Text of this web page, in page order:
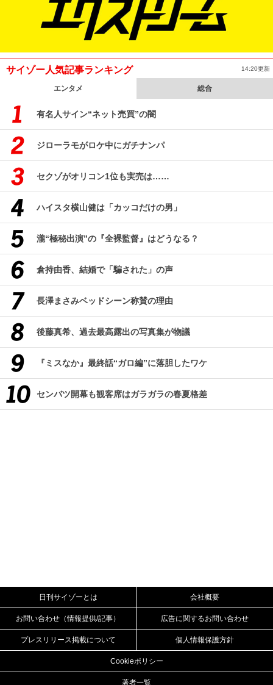
サイゾー人気記事ランキング 14:20更新
エンタメ 総合
有名人サイン“ネット売買”の闇
ジローラモがロケ中にガチナンパ
セクゾがオリコン1位も実売は……
ハイスタ横山健は「カッコだけの男」
瀧“極秘出演”の『全裸監督』はどうなる？
倉持由香、結婚で「騙された」の声
長澤まさみベッドシーン称賛の理由
後藤真希、過去最高露出の写真集が物議
『ミスなか』最終話“ガロ編”に落胆したワケ
センバツ開幕も観客席はガラガラの春夏格差
日刊サイゾーとは 会社概要
お問い合わせ（情報提供/記事） 広告に関するお問い合わせ
プレスリリース掲載について 個人情報保護方針
Cookieポリシー
著者一覧